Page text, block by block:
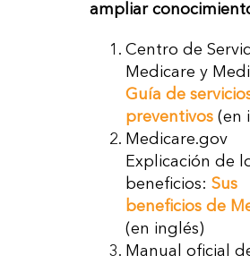
ampliar
Centro de
Medicare y
Guía de
preventivos(en
Medicare.gov
Explicación de
beneficios: Sus
beneficios de
(en inglés)
Manual oficial